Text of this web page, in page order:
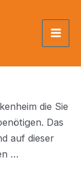
die Sie
Das
auf dieser
…